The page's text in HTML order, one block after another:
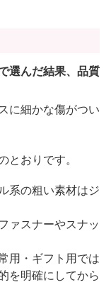
選んだ結果、品質
に細かな傷がつい
おりです。
系の粗い素材はジ
ァスナーやスナッ
用・ギフト用では
を明確にしてから